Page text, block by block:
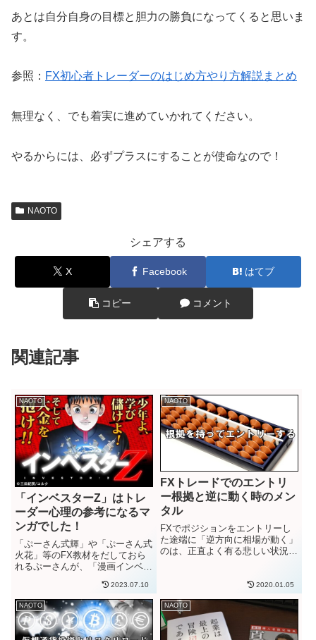
あとは自分自身の目標と胆力の勝負になってくると思いま
す。
参照： FX初心者トレーダーのはじめ方やり方解説まとめ
無理なく、でも着実に進めていかれてください。
やるからには、必ずプラスにすることが使命なので！
NAOTO
シェアする
X Facebook はてブ
コピー コメント
関連記事
NAOTO
「インベスターZ」はトレ
ーダー心理の参考になるマ
ンガでした！
「ぷーさん式輝」や「ぷーさん式
火花」等のFX教材をだしておら
れるぷーさんが、「漫画インベス
かで書いておられて覚えてて。そ
れで僕も読んでみました。投資
家・トレーダーの取り組み方や心
理がうまく描写されていて、面白
か...
2023.07.10
NAOTO
FXトレードでのエントリ
ー根拠と逆に動く時のメン
タル
FXでポジションをエントリーし
た途端に「逆方向に相場が動く」
のは、正直よく有る悲しい状況で
のがFXです。それでも相場が思
った方向と逆に動くのは切ないで
す。エントリーチャンス自体が
押...
2020.01.05
NAOTO NAOTO